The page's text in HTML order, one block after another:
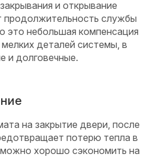
и открывание
продолжительность службы
это небольшая компенсация
деталей системы, в
и долговечные.
на закрытие двери, после
потерю тепла в
хорошо сэкономить на